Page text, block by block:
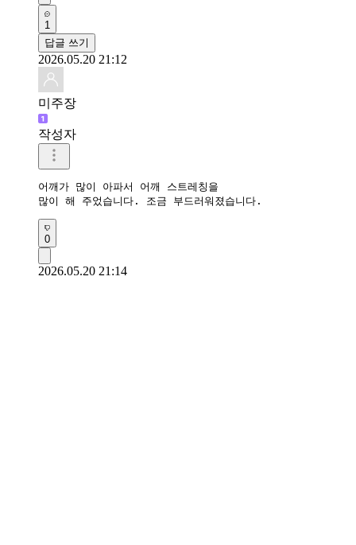
1
답글 쓰기
2026.05.20 21:12
미주장
작성자
어깨가 많이 아파서 어깨 스트레칭을
많이 해 주었습니다. 조금 부드러워졌습니다.
0
2026.05.20 21:14